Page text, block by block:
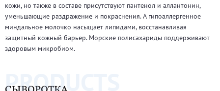
кожи, но также в составе присутствуют пантенол и аллантонин,
уменьшающие раздражение и покраснения. А гипоаллергенное
миндальное молочко насыщает липидами, восстанавливая
защитный кожный барьер. Морские полисахариды поддерживают
здоровым микробиом.
PRODUCTS